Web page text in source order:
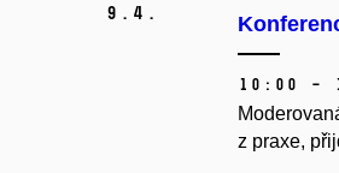
9. 4.
10:00 –
z praxe,